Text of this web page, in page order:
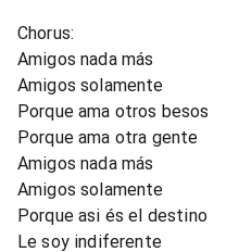
Chorus:
Amigos nada más
Amigos solamente
Porque ama otros besos
Porque ama otra gente
Amigos nada más
Amigos solamente
Porque asi és el destino
Le soy indiferente